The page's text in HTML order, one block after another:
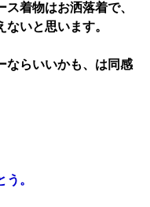
着物はお洒落着で、
いと思います。
ならいいかも、は同感
。